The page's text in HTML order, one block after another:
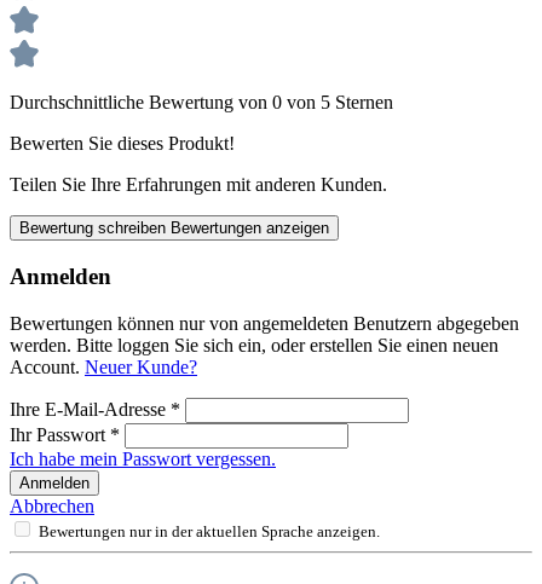
Durchschnittliche Bewertung von 0 von 5 Sternen
Bewerten Sie dieses Produkt!
Teilen Sie Ihre Erfahrungen mit anderen Kunden.
Bewertung schreiben Bewertungen anzeigen
Anmelden
Bewertungen können nur von angemeldeten Benutzern abgegeben
werden. Bitte loggen Sie sich ein, oder erstellen Sie einen neuen
Account. Neuer Kunde?
Ihre E-Mail-Adresse *
Ihr Passwort *
Ich habe mein Passwort vergessen.
Anmelden
Abbrechen
Bewertungen nur in der aktuellen Sprache anzeigen.